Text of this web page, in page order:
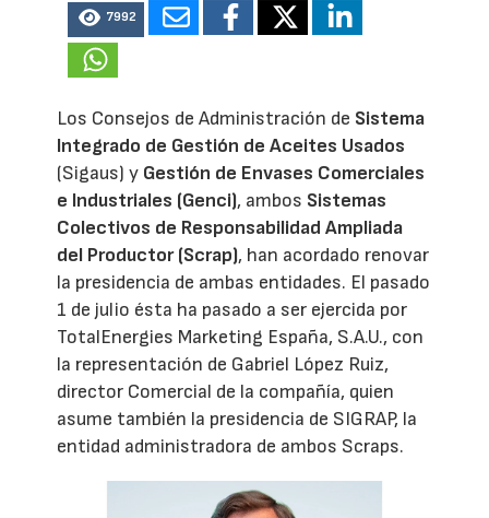
7992
Los Consejos de Administración de Sistema
Integrado de Gestión de Aceites Usados
(Sigaus) y Gestión de Envases Comerciales
e Industriales (Genci), ambos Sistemas
Colectivos de Responsabilidad Ampliada
del Productor (Scrap), han acordado renovar
la presidencia de ambas entidades. El pasado
1 de julio ésta ha pasado a ser ejercida por
TotalEnergies Marketing España, S.A.U., con
la representación de Gabriel López Ruiz,
director Comercial de la compañía, quien
asume también la presidencia de SIGRAP, la
entidad administradora de ambos Scraps.